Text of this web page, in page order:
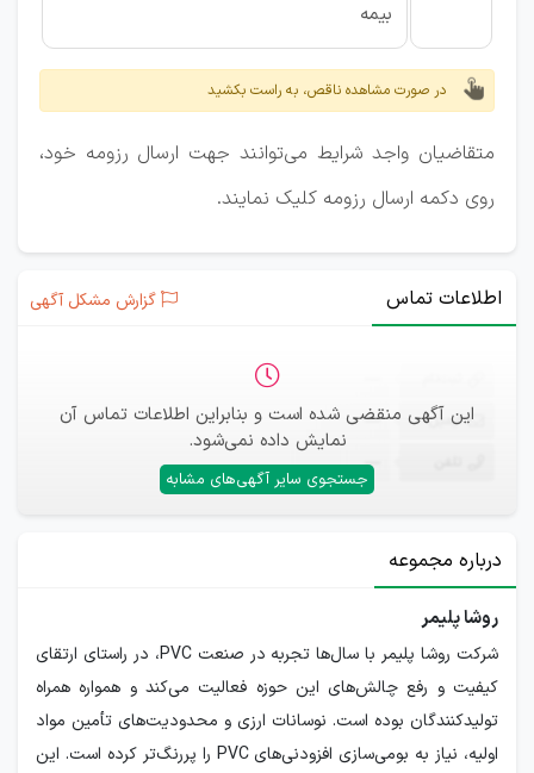
بیمه
در صورت مشاهده ناقص، به راست بکشید
متقاضیان واجد شرایط می‌توانند جهت ارسال رزومه خود،
روی دکمه ارسال رزومه کلیک نمایند.
اطلاعات تماس گزارش مشکل آگهی
این آگهی منقضی شده است و بنابراین اطلاعات تماس آن
نمایش داده نمی‌شود.
جستجوی سایر آگهی‌های مشابه
ایمیل —
—
درباره مجموعه
روشا پلیمر
شرکت روشا پلیمر با سال‌ها تجربه در صنعت PVC، در راستای ارتقای
کیفیت و رفع چالش‌های این حوزه فعالیت می‌کند و همواره همراه
تولیدکنندگان بوده است. نوسانات ارزی و محدودیت‌های تأمین مواد
اولیه، نیاز به بومی‌سازی افزودنی‌های PVC را پررنگ‌تر کرده است. این